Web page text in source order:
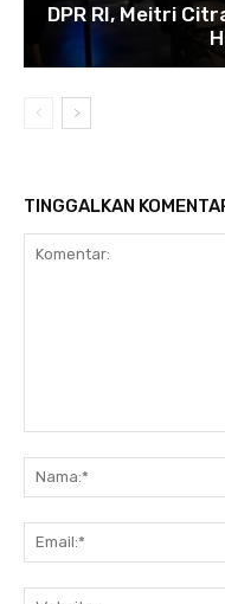
DPR RI, Meitri
TINGGALKAN